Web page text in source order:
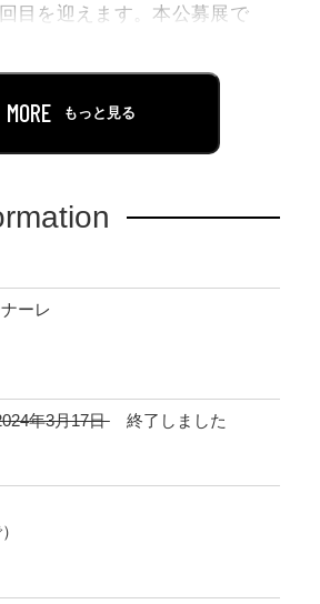
目を迎えます。本公募展で
にわたって現代陶芸の「今」
って来ました。
る今回は郵送とウェブでお申
た。この度は、入選率14.7％
に展示します。
創意と技術が結実した多彩な
代における陶芸の魅力をご覧
MORE もっと見る
ーレ
年3月17日
終了しました